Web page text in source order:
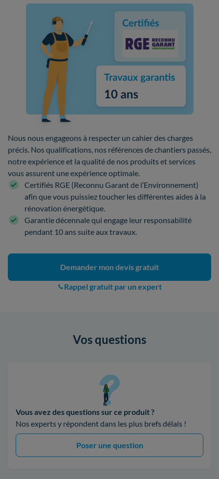
Nous nous engageons à respecter un cahier des charges
précis. Nos qualifications, nos références de chantiers passés,
notre expérience et la qualité de nos produits et services
vous assurent une expérience optimale.
Certifiés RGE (Reconnu Garant de l’Environnement)
afin que vous puissiez toucher les différentes aides à la
rénovation énergétique.
Garantie décennale qui engage leur responsabilité
pendant 10 ans suite aux travaux.
Demander mon devis gratuit
Rappel gratuit par un expert
Vos questions
Vous avez des questions sur ce produit ?
Nos experts y répondent dans les plus brefs délais !
Poser une question